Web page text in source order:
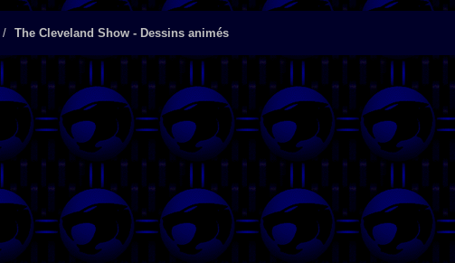
The Cleveland Show - Dessins animés